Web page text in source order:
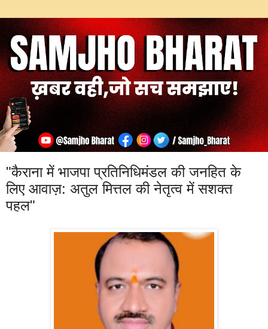
"कैराना में भाजपा प्रतिनिधिमंडल की जनहित के
लिए आवाज़: अतुल मित्तल की नेतृत्व में सशक्त
पहल"